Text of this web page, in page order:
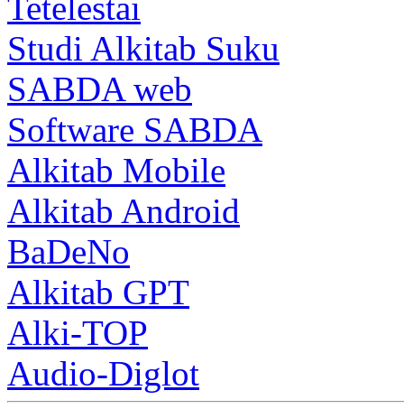
Studi Alkitab Suku
SABDA web
Software SABDA
Alkitab Mobile
Alkitab Android
BaDeNo
Alkitab GPT
Alki-TOP
Audio-Diglot